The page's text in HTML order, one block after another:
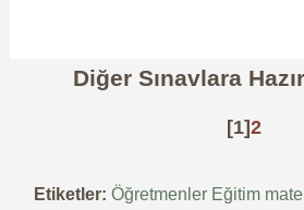
Diğer Sınavlara
[1]2
Etiketler: Öğretmenler Eğitim